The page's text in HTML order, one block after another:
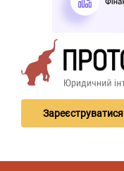
Зареєструватися